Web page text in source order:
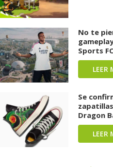
No te
Sports
LEER
Se
Dragon
LEER